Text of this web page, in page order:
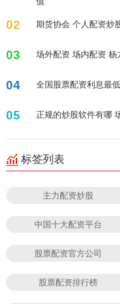
02 期货协会 个人配资炒
03 场外配资 场内配资
04 全国股票配资利息最
05 正规的炒股软件有哪
标签列表
主力配资炒股
中国十大配资平台
股票配资官方公司
股票配资排行榜